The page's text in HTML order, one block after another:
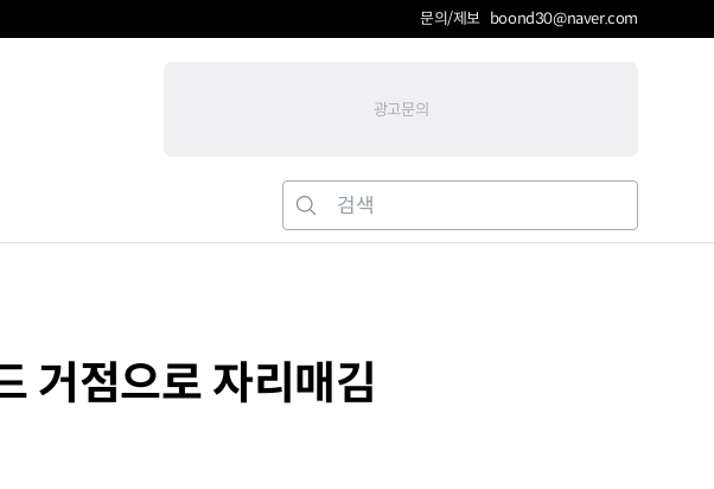
문의/제보 boond30@naver.com
광고문의
거점으로 자리매김